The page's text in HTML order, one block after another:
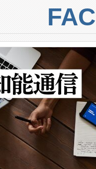
、ai&のAI
試運転、
タを監視
ートルに
ターゲッ
距離は
ロメート
視でき、
素化でき
FOVオプシ
ード、長